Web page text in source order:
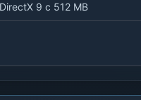
9 с 512 MB